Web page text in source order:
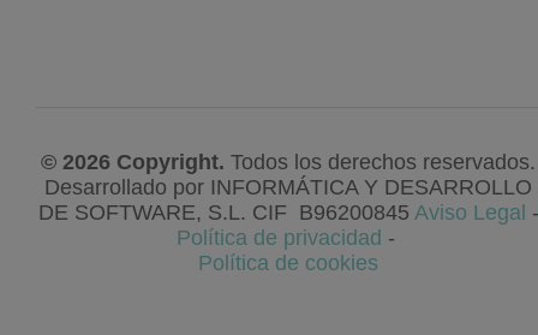
© 2026 Copyright. Todos los derechos reservados.
Desarrollado por INFORMÁTICA Y DESARROLLO
DE SOFTWARE, S.L. CIF B96200845 Aviso Legal -
Política de privacidad -
Política de cookies